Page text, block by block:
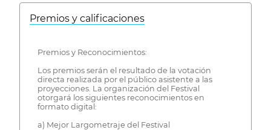
Premios y calificaciones
Premios y Reconocimientos:
Los premios serán el resultado de la votación
directa realizada por el público asistente a las
proyecciones. La organización del Festival
otorgará los siguientes reconocimientos en
formato digital:
a) Mejor Largometraje del Festival